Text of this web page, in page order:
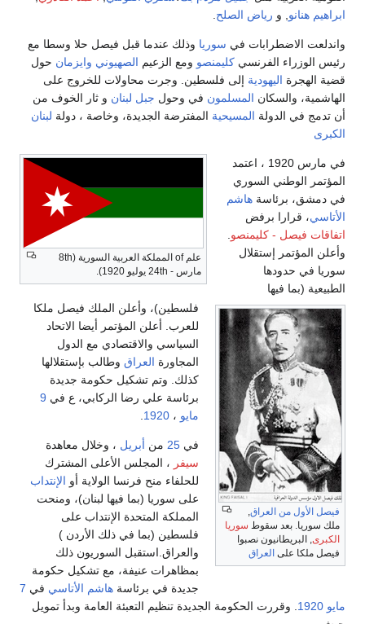
ابراهيم هنانو , و رياض الصلح
واندلعت الاضطرابات في سوريا وذلك عندما قبل فيصل حلا وسطا مع
رئيس الوزراء الفرنسي كليمنصو ومع الزعيم الصهيوني وايزمان حول
قضية الهجرة اليهودية إلى فلسطين. وجرت محاولات للخروج على
الهاشمية، والسكان المسلمون في وحول جبل لبنان و ثار الخوف من
أن تدمج في الدولة المسيحية المفترضة الجديدة، وخاصة ، دولة لبنان
الكبرى
علم of المملكة العربية السورية (8th
مارس - 24th يوليو 1920).
فيصل الأول من العراق
ملك سوريا. بعد سقوط سوريا
الكبرى , البريطانيون نصبوا
فيصل ملكا على العراق
في مارس 1920 ، اعتمد
المؤتمر الوطني السوري
في دمشق، برئاسة هاشم
الأتاسي، قرارا برفض
اتفاقات فيصل - كليمنصو
وأعلن المؤتمر إستقلال
سوريا في حدودها
الطبيعية (بما فيها
فلسطين)، وأعلن الملك فيصل ملكا
للعرب. أعلن المؤتمر أيضا الاتحاد
السياسي والاقتصادي مع الدول
المجاورة العراق وطالب بإستقلالها
كذلك. وتم تشكيل حكومة جديدة
برئاسة علي رضا الركابي، ع في 9
مايو ، 1920
في 25 من أبريل ، وخلال معاهدة
سيفر ، المجلس الأعلى المشترك
للحلفاء منح فرنسا الولاية أو الإنتداب
على سوريا (بما فيها لبنان)، ومنحت
المملكة المتحدة الإنتداب على
فلسطين (بما في ذلك الأردن )
والعراق.استقبل السوريون ذلك
بمظاهرات عنيفة، مع تشكيل حكومة
جديدة في برئاسة هاشم الأتاسي في 7
مايو 1920 . وقررت الحكومة الجديدة تنظيم التعبئة العامة وبدأ تمويل